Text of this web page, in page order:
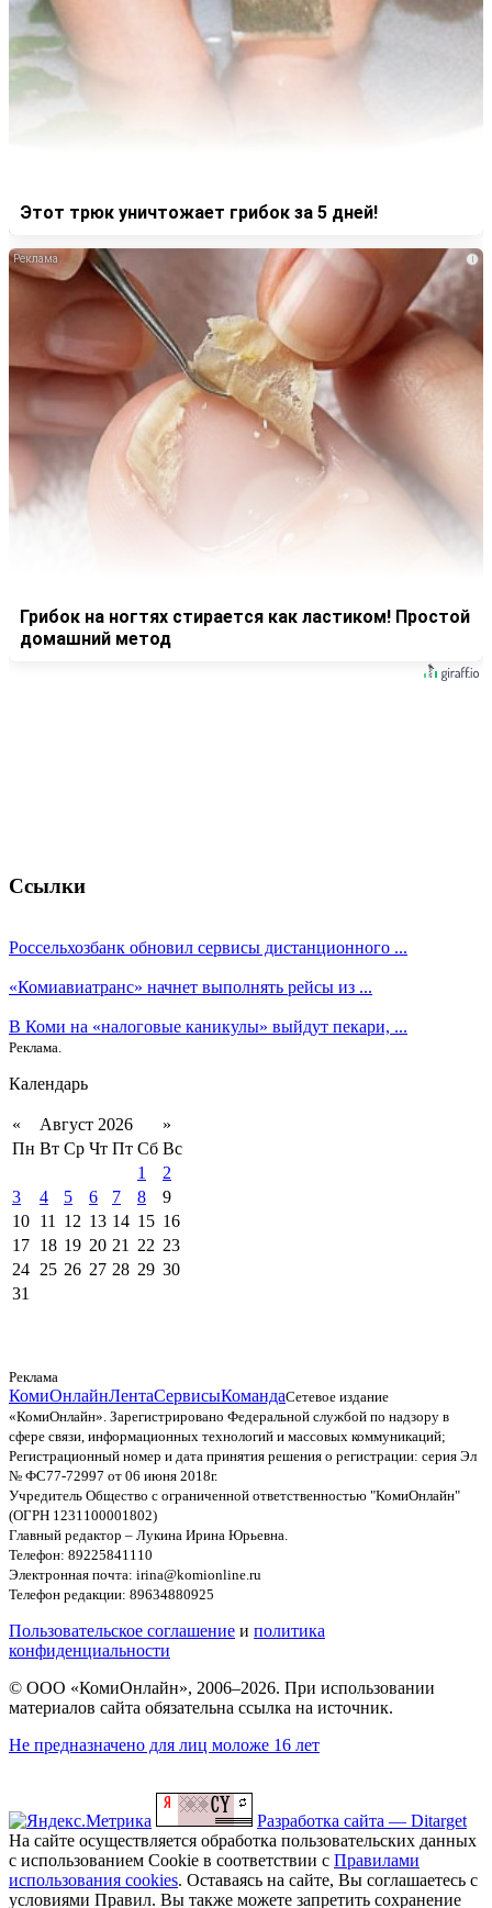
Этот трюк уничтожает грибок за 5 дней!
i
Грибок на ногтях стирается как ластиком! Простой
домашний метод
Ссылки
Россельхозбанк обновил сервисы дистанционного ...
«Комиавиатранс» начнет выполнять рейсы из ...
В Коми на «налоговые каникулы» выйдут пекари, ...
Реклама.
Календарь
« Август 2026
»
Пн Вт Ср Чт Пт Сб Вс
1
2
3
4 5 6 7 8
9
10 11 12 13 14 15 16
17 18 19 20 21 22 23
24 25 26 27 28 29 30
31
Реклама
КомиОнлайнЛентаСервисыКомандаСетевое издание
«КомиОнлайн». Зарегистрировано Федеральной службой по надзору в
сфере связи, информационных технологий и массовых коммуникаций;
Регистрационный номер и дата принятия решения о регистрации: серия Эл
№ ФС77-72997 от 06 июня 2018г.
Учредитель Общество с ограниченной ответственностью "КомиОнлайн"
(ОГРН 1231100001802)
Главный редактор – Лукина Ирина Юрьевна.
Телефон: 89225841110
Электронная почта: irina@komionline.ru
Телефон редакции: 89634880925
Пользовательское соглашение и политика
конфиденциальности
© ООО «КомиОнлайн», 2006–2026. При использовании
материалов сайта обязательна ссылка на источник.
Не предназначено для лиц моложе 16 лет
Разработка сайта — Ditarget
На сайте осуществляется обработка пользовательских данных
с использованием Cookie в соответствии с Правилами
использования cookies. Оставаясь на сайте, Вы соглашаетесь с
условиями Правил. Вы также можете запретить сохранение